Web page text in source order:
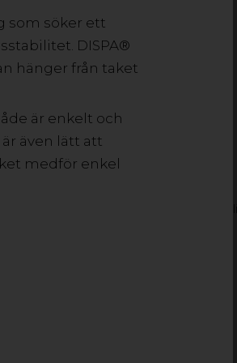
som söker ett
DISPA®
hänger från taket
är enkelt och
även lätt att
medför enkel
bra för kampanjskyltning. Eftersom
till ex. butikskommunikation och